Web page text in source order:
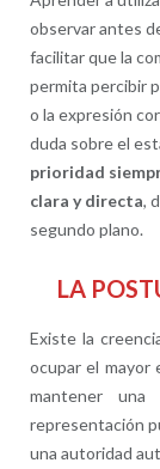
observar antes
facilitar que la
permita percibir
o la expresión
duda sobre el
prioridad
clara y directa,
segundo plano.
LA
Existe la
ocupar el mayor
mantener una
representación
una autoridad